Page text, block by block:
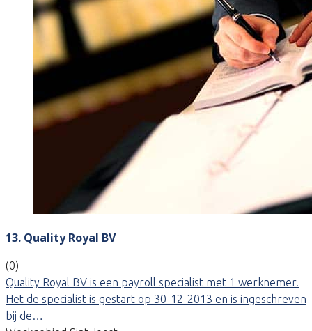
13. Quality Royal BV
(0)
Quality Royal BV is een payroll specialist met 1 werknemer.
Het de specialist is gestart op 30-12-2013 en is ingeschreven
bij de…